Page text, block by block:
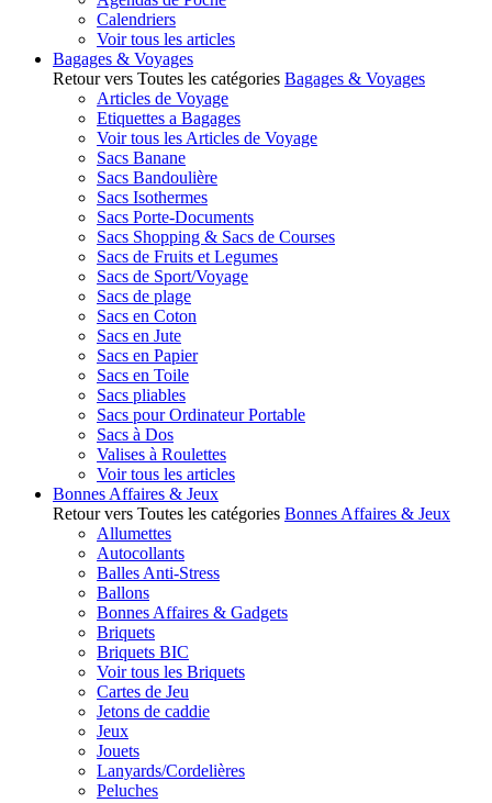
Calendriers
Voir tous les articles
Bagages & Voyages
Retour vers Toutes les catégories Bagages & Voyages
Articles de Voyage
Etiquettes a Bagages
Voir tous les Articles de Voyage
Sacs Banane
Sacs Bandoulière
Sacs Isothermes
Sacs Porte-Documents
Sacs Shopping & Sacs de Courses
Sacs de Fruits et Legumes
Sacs de Sport/Voyage
Sacs de plage
Sacs en Coton
Sacs en Jute
Sacs en Papier
Sacs en Toile
Sacs pliables
Sacs pour Ordinateur Portable
Sacs à Dos
Valises à Roulettes
Voir tous les articles
Bonnes Affaires & Jeux
Retour vers Toutes les catégories Bonnes Affaires & Jeux
Allumettes
Autocollants
Balles Anti-Stress
Ballons
Bonnes Affaires & Gadgets
Briquets
Briquets BIC
Voir tous les Briquets
Cartes de Jeu
Jetons de caddie
Jeux
Jouets
Lanyards/Cordelières
Peluches